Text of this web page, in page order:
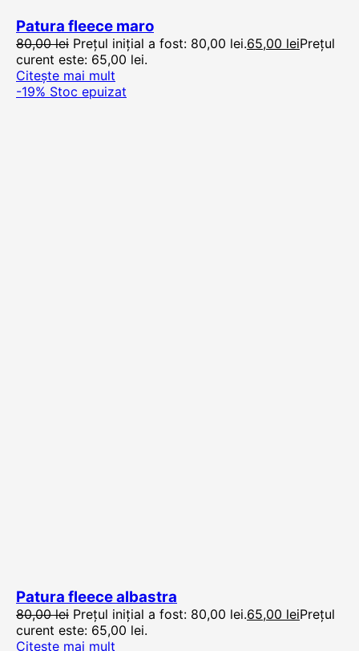
Patura fleece maro
80,00lei Prețul inițial a fost: 80,00 lei.65,00 leiPrețul
curent este: 65,00 lei.
Citește mai mult
-19% Stoc epuizat
Patura fleece albastra
80,00lei Prețul inițial a fost: 80,00 lei.65,00 leiPrețul
curent este: 65,00 lei.
Citește mai mult